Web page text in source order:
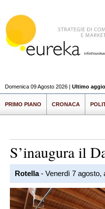
Domenica 09 Agosto 2026 | Ultimo
PRIMO PIANO CRONACA
S’inaugura il
Rotella- Venerdì 7 agosto,